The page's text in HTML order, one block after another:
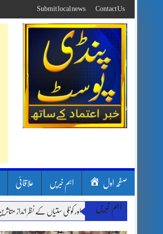
to
content
Contact Us
Submit local news
صفحہ اول اہم خبریں علاقائی
اہم خبریں
بارشیں، لینڈ سلائیڈنگ اور کوٹلی ستیاں کے نظر انداز متاثرین